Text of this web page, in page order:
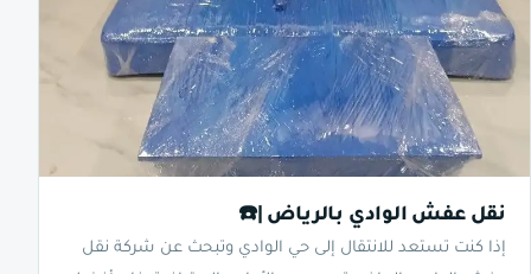
نقل عفش الوادي بالرياض |☎️
إذا كنت تستعد للانتقال إلى حي الوادي وتبحث عن شركة نقل